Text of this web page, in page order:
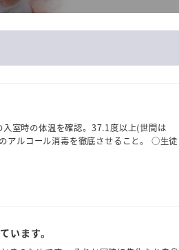
室時の体温を確認。37.1度以上(世間は
アルコール消毒を徹底させること。 ○生徒
います。